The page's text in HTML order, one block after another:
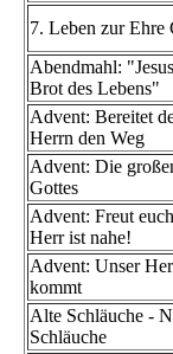
7. Leben zur Ehre
Abendmahl:
Brot des Lebens"
Advent: Bereitet
Herrn den Weg
Advent: Die
Gottes
Advent: Freut
Herr ist nahe!
Advent: Unser
kommt
Alte Schläuche -
Schläuche